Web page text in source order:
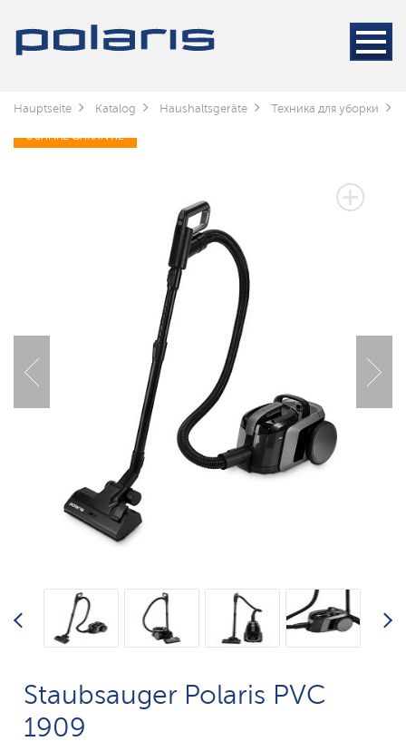
Hauptseite Katalog Haushaltsgeräte Техника для уборки
3 JAHRE GARANTIE
Staubsauger Polaris PVC
1909